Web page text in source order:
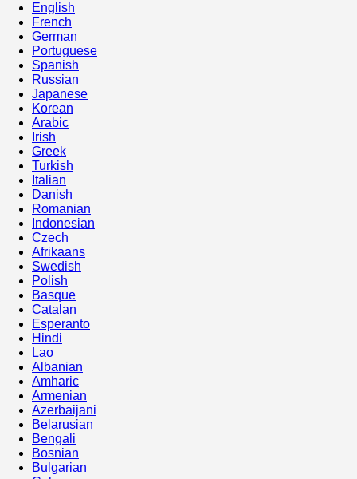
English
French
German
Portuguese
Spanish
Russian
Japanese
Korean
Arabic
Irish
Greek
Turkish
Italian
Danish
Romanian
Indonesian
Czech
Afrikaans
Swedish
Polish
Basque
Catalan
Esperanto
Hindi
Lao
Albanian
Amharic
Armenian
Azerbaijani
Belarusian
Bengali
Bosnian
Bulgarian